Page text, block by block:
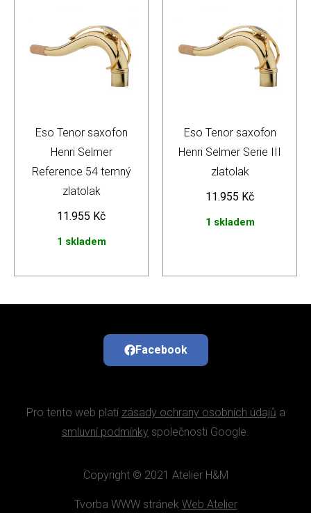
Eso Tenor saxofon
Henri Selmer
Reference 54 temný
zlatolak
11.955 Kč
1 skladem
Eso Tenor saxofon
Henri Selmer Serie III
zlatolak
11.955 Kč
1 skladem
Facebook
Pro tento web platí zásady ochrany osobních údajů a
smluvní podmínky společnosti Google.
Copyright © 2021 Atelier H&M
Tvorba WWW stránek Web Atelier